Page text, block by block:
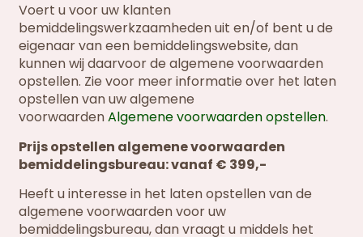
Voert u voor uw klanten
bemiddelingswerkzaamheden uit en/of bent u de
eigenaar van een bemiddelingswebsite, dan
kunnen wij daarvoor de algemene voorwaarden
opstellen. Zie voor meer informatie over het laten
opstellen van uw algemene
voorwaardenAlgemene voorwaarden opstellen.
Prijs opstellen algemene voorwaarden
bemiddelingsbureau: vanaf € 399,-
Heeft u interesse in het laten opstellen van de
algemene voorwaarden voor uw
bemiddelingsbureau, dan vraagt u middels het